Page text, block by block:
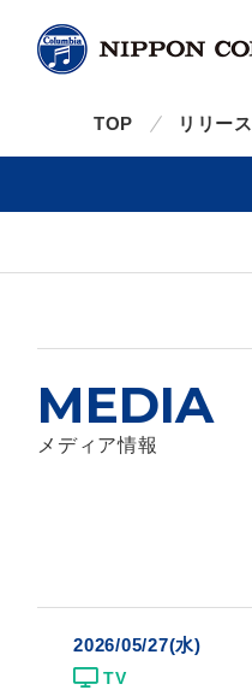
TOP リリース
MEDIA
メディア情報
2026/05/27(水)
TV